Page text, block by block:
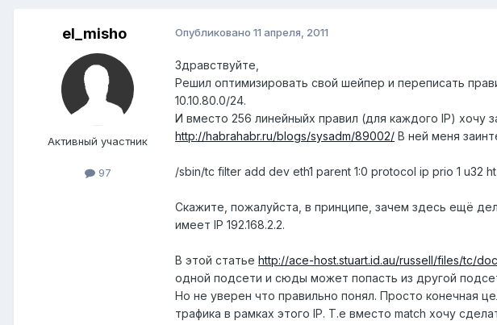
el_misho
Активный участник
97
Опубликовано 11 апреля, 2011
Здравствуйте,
Решил оптимизировать свой шейпер и переписать
10.10.80.0/24.
И вместо 256 линейныйх правил (для каждого IP) хочу
http://habrahabr.ru/blogs/sysadm/89002/ В ней меня
/sbin/tc filter add dev eth1 parent 1:0 protocol ip prio 1 u32
Скажите, пожалуйста, в принципе, зачем здесь ещё
имеет IP 192.168.2.2.
В этой статье http://ace-host.stuart.id.au/russell/files/tc/
одной подсети и сюды может попасть из другой
Но не уверен что правильно понял. Просто конечная
трафика в рамках этого IP. Т.е вместо match хочу